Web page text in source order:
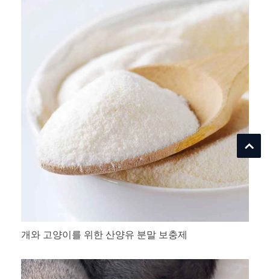
개와 고양이를 위한 산양유 분말 보충제